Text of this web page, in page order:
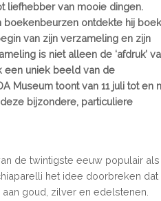
liefhebber van mooie dingen.
ontdekte hij
van zijn verzameling en zijn
is niet alleen de ‘afdruk’
een uniek beeld van de
Museum toont van 11 juli tot en
bijzondere, particuliere
de twintigste eeuw populair als
het idee doorbreken dat
goud, zilver en edelstenen.